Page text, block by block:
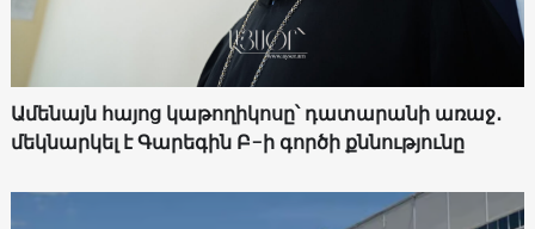
Ամենայն հայոց կաթողիկոսը՝ դատարանի առաջ․
մեկնարկել է Գարեգին Բ-ի գործի քննությունը